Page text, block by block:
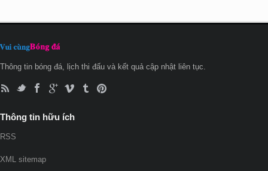
Thông tin bóng đá, lịch thi đấu và kết quả cập nhật liên tục.
Thông tin hữu ích
RSS
XML sitemap